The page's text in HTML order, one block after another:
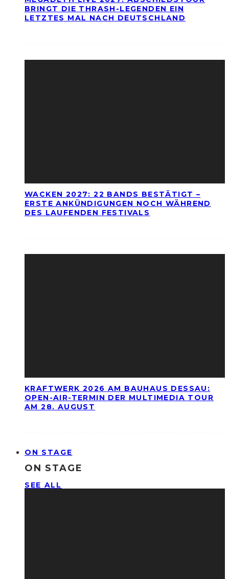
BRINGT DIE THRASH-LEGENDEN EIN
LETZTES MAL NACH DEUTSCHLAND
WACKEN 2027: 22 BANDS BESTÄTIGT –
ERSTE ANKÜNDIGUNGEN NOCH WÄHREND
DES LAUFENDEN FESTIVALS
KRAFTWERK 2026 AM BAUHAUS DESSAU:
OPEN-AIR-TERMIN DER MULTIMEDIA TOUR
AM 28. AUGUST
ON STAGE
ON STAGE
SEE ALL